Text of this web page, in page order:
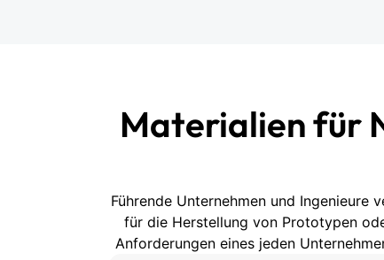
Materialien für
Führende Unternehmen und Ingenieure
für die Herstellung von Prototypen
Anforderungen eines jeden